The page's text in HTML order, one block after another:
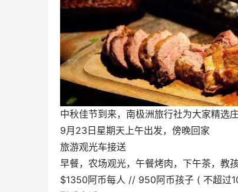
中秋佳节到来，南极洲旅行社为大家精选
9月23日星期天上午出发，傍晚回家
旅游观光车接送
早餐，农场观光，午餐烤肉，下午茶，教
$1350阿币每人 // 950阿币孩子 ( 不超过